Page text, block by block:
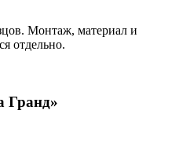
Монтаж, материал и
отдельно.
Гранд»